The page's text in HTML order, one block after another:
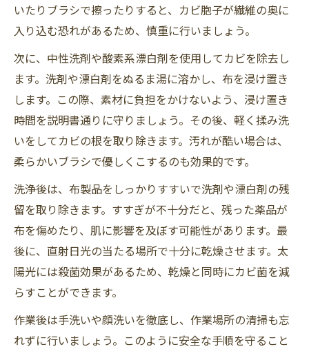
いたりブラシで擦ったりすると、カビ胞子が繊維の奥に
入り込む恐れがあるため、慎重に行いましょう。
次に、中性洗剤や酸素系漂白剤を使用してカビを除去し
ます。洗剤や漂白剤をぬるま湯に溶かし、布を浸け置き
します。この際、素材に負担をかけないよう、浸け置き
時間を説明書通りに守りましょう。その後、軽く揉み洗
いをしてカビの根を取り除きます。汚れが酷い場合は、
柔らかいブラシで優しくこするのも効果的です。
洗浄後は、布製品をしっかりすすいで洗剤や漂白剤の残
留を取り除きます。すすぎが不十分だと、残った薬品が
布を傷めたり、肌に影響を及ぼす可能性があります。最
後に、直射日光の当たる場所で十分に乾燥させます。太
陽光には殺菌効果があるため、乾燥と同時にカビ菌を減
らすことができます。
作業後は手洗いや顔洗いを徹底し、作業場所の清掃も忘
れずに行いましょう。このように安全な手順を守ること